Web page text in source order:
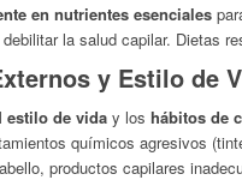
en nutrientes esenciales
la salud capilar. Dietas
y Estilo de
estilo de vida y los hábitos de
químicos agresivos
productos capilares